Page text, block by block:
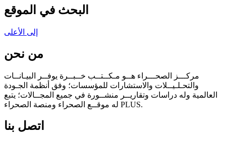
البحث في الموقع
إلى الأعلى
من نحن
مركـــز الصحـــراء هــو مـكــتــب خــبــرة يوفــر البيـانــات
والتحـلـيــلات والاستشارات للمؤسسات؛ وفق أنظمة الجـودة
العالمية وله دراسات وتقاريــر منشــورة في جميع المجــالات؛ يتبع
له موقــع الصحراء ومنصة الصحراء PLUS.
اتصل بنا